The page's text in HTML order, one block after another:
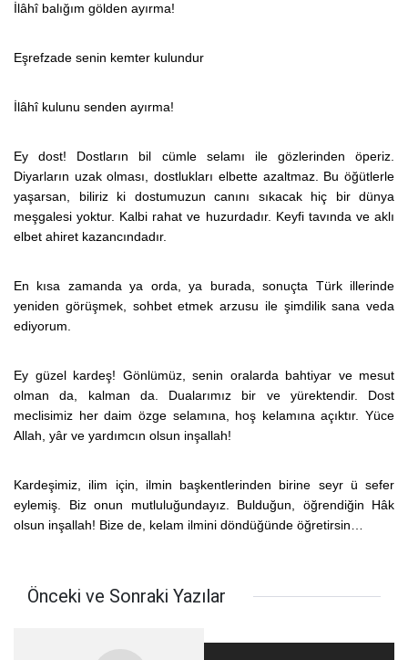
İlâhî balığım gölden ayırma!
Eşrefzade senin kemter kulundur
İlâhî kulunu senden ayırma!
Ey dost! Dostların bil cümle selamı ile gözlerinden öperiz.
Diyarların uzak olması, dostlukları elbette azaltmaz. Bu öğütlerle
yaşarsan, biliriz ki dostumuzun canını sıkacak hiç bir dünya
meşgalesi yoktur. Kalbi rahat ve huzurdadır. Keyfi tavında ve aklı
elbet ahiret kazancındadır.
En kısa zamanda ya orda, ya burada, sonuçta Türk illerinde
yeniden görüşmek, sohbet etmek arzusu ile şimdilik sana veda
ediyorum.
Ey güzel kardeş! Gönlümüz, senin oralarda bahtiyar ve mesut
olman da, kalman da. Dualarımız bir ve yürektendir. Dost
meclisimiz her daim özge selamına, hoş kelamına açıktır. Yüce
Allah, yâr ve yardımcın olsun inşallah!
Kardeşimiz, ilim için, ilmin başkentlerinden birine seyr ü sefer
eylemiş. Biz onun mutluluğundayız. Bulduğun, öğrendiğin Hâk
olsun inşallah! Bize de, kelam ilmini döndüğünde öğretirsin…
Önceki ve Sonraki Yazılar